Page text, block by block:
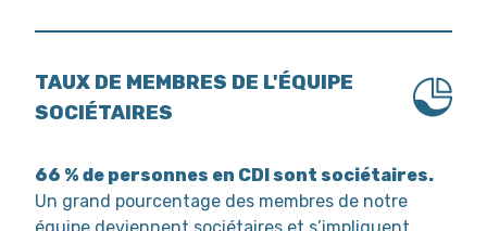
TAUX DE MEMBRES DE L'ÉQUIPE
SOCIÉTAIRES
66 % de personnes en CDI sont sociétaires.
Un grand pourcentage des membres de notre